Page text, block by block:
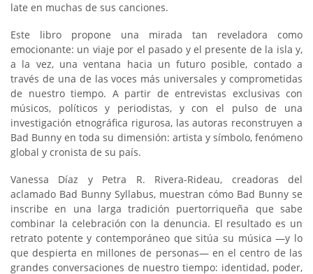
late en muchas de sus canciones.
Este libro propone una mirada tan reveladora como
emocionante: un viaje por el pasado y el presente de la isla y,
a la vez, una ventana hacia un futuro posible, contado a
través de una de las voces más universales y comprometidas
de nuestro tiempo. A partir de entrevistas exclusivas con
músicos, políticos y periodistas, y con el pulso de una
investigación etnográfica rigurosa, las autoras reconstruyen a
Bad Bunny en toda su dimensión: artista y símbolo, fenómeno
global y cronista de su país.
Vanessa Díaz y Petra R. Rivera-Rideau, creadoras del
aclamado Bad Bunny Syllabus, muestran cómo Bad Bunny se
inscribe en una larga tradición puertorriqueña que sabe
combinar la celebración con la denuncia. El resultado es un
retrato potente y contemporáneo que sitúa su música —y lo
que despierta en millones de personas— en el centro de las
grandes conversaciones de nuestro tiempo: identidad, poder,